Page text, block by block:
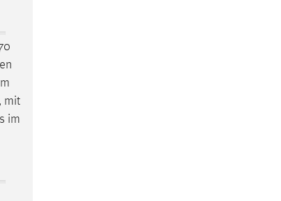
mit
im